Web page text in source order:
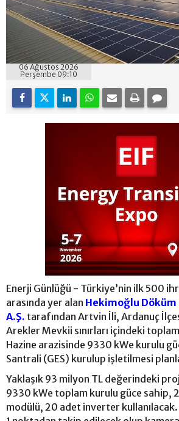
06 Ağustos 2026
Perşembe 09:10
Enerji Günlüğü - Türkiye’nin ilk 500
arasında yer alan Hekimoğlu Döküm
A.Ş. tarafından Artvin İli, Ardanuç
Arekler Mevkii sınırları içindeki
Hazine arazisinde 9330 kWe kurulu
Santrali (GES) kurulup işletilmesi
Yaklaşık 93 milyon TL değerindeki
9330 kWe toplam kurulu güce sahip,
modülü, 20 adet inverter